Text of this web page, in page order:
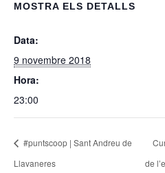
MOSTRA ELS DETALLS
Data:
9 novembre 2018
Hora:
23:00
#puntscoop | Sant Andreu de
Llavaneres
de